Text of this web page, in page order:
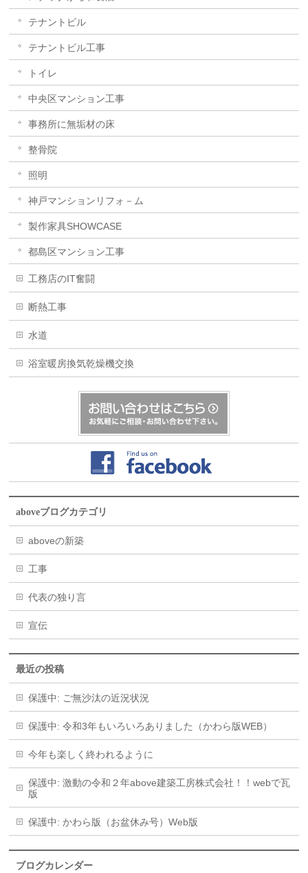
テナントビル
テナントビル工事
トイレ
中央区マンション工事
事務所に無垢材の床
整骨院
照明
神戸マンションリフォ－ム
製作家具SHOWCASE
都島区マンション工事
工務店のIT奮闘
断熱工事
水道
浴室暖房換気乾燥機交換
aboveブログカテゴリ
aboveの新築
工事
代表の独り言
宣伝
最近の投稿
保護中: ご無沙汰の近況状況
保護中: 令和3年もいろいろありました（かわら版WEB）
今年も楽しく終われるように
保護中: 激動の令和２年above建築工房株式会社！！webで瓦
版
保護中: かわら版（お盆休み号）Web版
ブログカレンダー